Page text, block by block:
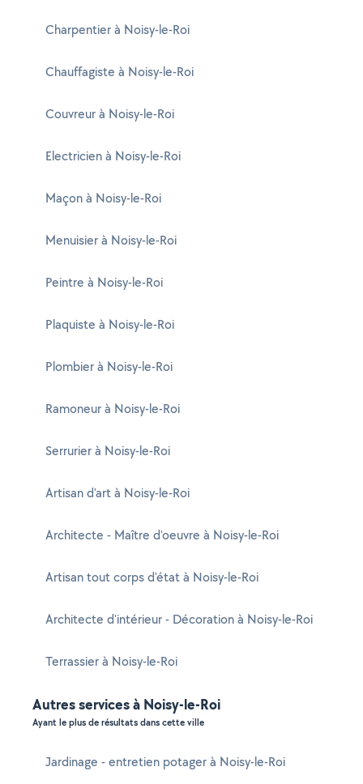
Charpentier à Noisy-le-Roi
Chauffagiste à Noisy-le-Roi
Couvreur à Noisy-le-Roi
Electricien à Noisy-le-Roi
Maçon à Noisy-le-Roi
Menuisier à Noisy-le-Roi
Peintre à Noisy-le-Roi
Plaquiste à Noisy-le-Roi
Plombier à Noisy-le-Roi
Ramoneur à Noisy-le-Roi
Serrurier à Noisy-le-Roi
Artisan d'art à Noisy-le-Roi
Architecte - Maître d'oeuvre à Noisy-le-Roi
Artisan tout corps d'état à Noisy-le-Roi
Architecte d'intérieur - Décoration à Noisy-le-Roi
Terrassier à Noisy-le-Roi
Autres services à Noisy-le-Roi
Ayant le plus de résultats dans cette ville
Jardinage - entretien potager à Noisy-le-Roi